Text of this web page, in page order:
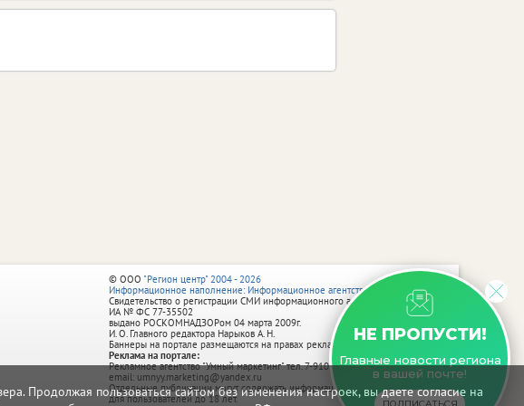
Продолжая пользоваться сайтом без изменения настроек, вы даете согласие на
НЕ ПРОПУСТИ!
Главные новости региона
в вашей почте!
© ООО "Регион центр" 2004 - 2026
Информационное наполнение: Информационное агентство vRossii.ru
Свидетельство о регистрации СМИ информационного агентства vRossii.ru
ИА № ФС 77‑35502
выдано РОСКОМНАДЗОРом 04 марта 2009г.
И. О. Главного редактора Нарыков А. Н.
Баннеры на портале размещаются на правах рекламы.
Реклама на портале:
Рекламное агентство "Умный маркетинг" тел. 7-910-267-70-40,
email: umnyy.marketing@yandex.ru
Отдельные публикации могут содержать информацию, не предназначенную
для пользователей до 18 лет.